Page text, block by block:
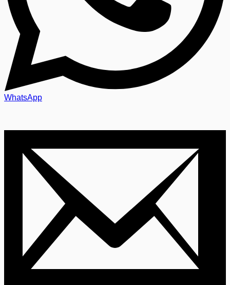
WhatsApp